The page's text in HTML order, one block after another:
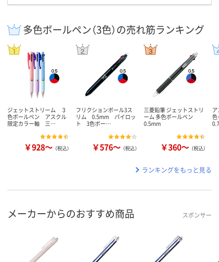
多色ボールペン（3色）の売れ筋ランキング
ジェットストリーム ３
色ボールペン アスクル
限定カラー軸 三…
￥928～ （税込）
フリクションボール3ス
リム 0.5mm パイロッ
ト 3色ボー…
￥576～ （税込）
三菱鉛筆 ジェットストリ
ーム 多色ボールペン
0.5mm
￥360～ （税込）
ランキングをもっと見る
メーカーからのおすすめ商品 スポンサー